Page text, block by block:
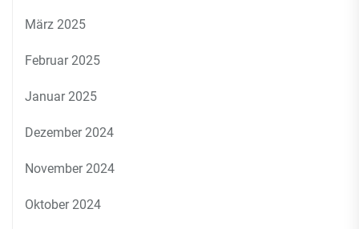
März 2025
Februar 2025
Januar 2025
Dezember 2024
November 2024
Oktober 2024